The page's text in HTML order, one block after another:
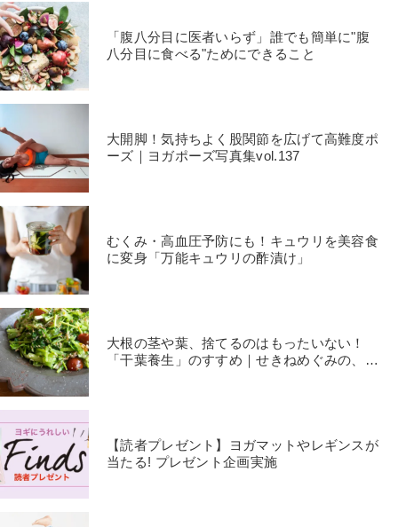
「腹八分目に医者いらず」誰でも簡単に"腹
八分目に食べる"ためにできること
大開脚！気持ちよく股関節を広げて高難度ポ
ーズ｜ヨガポーズ写真集vol.137
むくみ・高血圧予防にも！キュウリを美容食
に変身「万能キュウリの酢漬け」
大根の茎や葉、捨てるのはもったいない！
「干葉養生」のすすめ｜せきねめぐみの、肩
【読者プレゼント】ヨガマットやレギンスが
当たる! プレゼント企画実施